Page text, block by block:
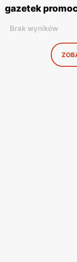
gazetek
Brak wyników